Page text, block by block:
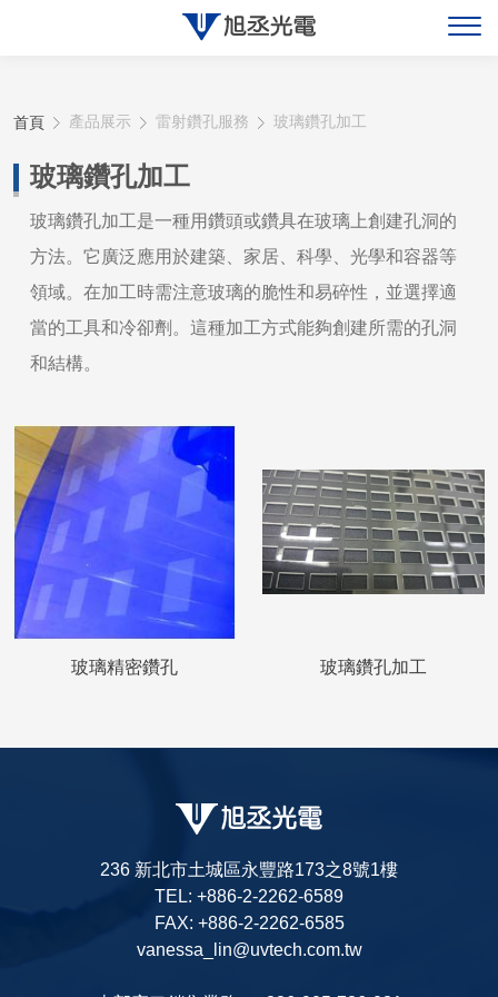
產品展示
首頁 產品展示 雷射鑽孔服務 玻璃鑽孔加工
玻璃鑽孔加工
玻璃鑽孔加工是一種用鑽頭或鑽具在玻璃上創建孔洞的
方法。它廣泛應用於建築、家居、科學、光學和容器等
領域。在加工時需注意玻璃的脆性和易碎性，並選擇適
當的工具和冷卻劑。這種加工方式能夠創建所需的孔洞
和結構。
玻璃精密鑽孔 玻璃鑽孔加工
236 新北市土城區永豐路173之8號1樓
TEL: +886-2-2262-6589
FAX: +886-2-2262-6585
vanessa_lin@uvtech.com.tw